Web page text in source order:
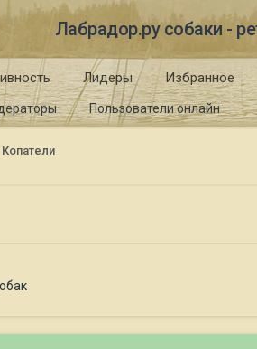
Лабрадор.ру собаки -
Пользователи онлайн
Лидеры Избранное
Копатели